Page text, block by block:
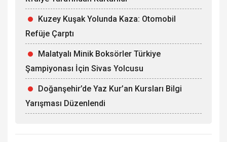
Kuzey Kuşak Yolunda Kaza: Otomobil
Refüje Çarptı
Malatyalı Minik Boksörler Türkiye
Şampiyonası İçin Sivas Yolcusu
Doğanşehir’de Yaz Kur’an Kursları Bilgi
Yarışması Düzenlendi